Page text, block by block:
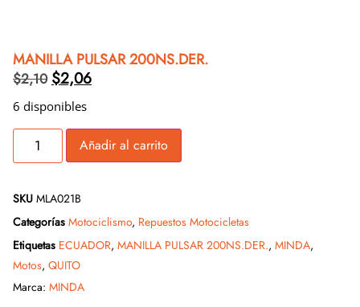
MANILLA PULSAR 200NS.DER.
$2,10 $2,06
6 disponibles
Añadir al carrito
SKU MLA021B
Categorías Motociclismo, Repuestos Motocicletas
Etiquetas ECUADOR, MANILLA PULSAR 200NS.DER., MINDA,
Motos, QUITO
Marca: MINDA